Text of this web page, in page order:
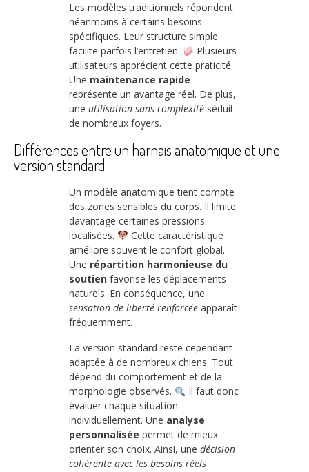
Les modèles traditionnels répondent
néanmoins à certains besoins
spécifiques. Leur structure simple
facilite parfois l’entretien.
Plusieurs
utilisateurs apprécient cette praticité.
Une maintenance rapide
représente un avantage réel. De plus,
une utilisation sans complexité séduit
de nombreux foyers.
Différences entre un harnais anatomique et une
version standard
Un modèle anatomique tient compte
des zones sensibles du corps. Il limite
davantage certaines pressions
localisées.
Cette caractéristique
améliore souvent le confort global.
Une répartition harmonieuse du
soutien favorise les déplacements
naturels. En conséquence, une
sensation de liberté renforcée apparaît
fréquemment.
La version standard reste cependant
adaptée à de nombreux chiens. Tout
dépend du comportement et de la
morphologie observés.
Il faut donc
évaluer chaque situation
individuellement. Une analyse
personnalisée permet de mieux
orienter son choix. Ainsi, une décision
cohérente avec les besoins réels